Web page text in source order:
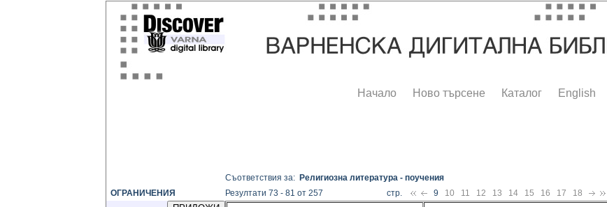
Начало Ново търсене Каталог English
ОГРАНИЧЕНИЯ
Съответствия за: Религиозна литература - поучения
Резултати 73 - 81 от 257
стр. 9 10 11 12 13 14 15 16 17 18